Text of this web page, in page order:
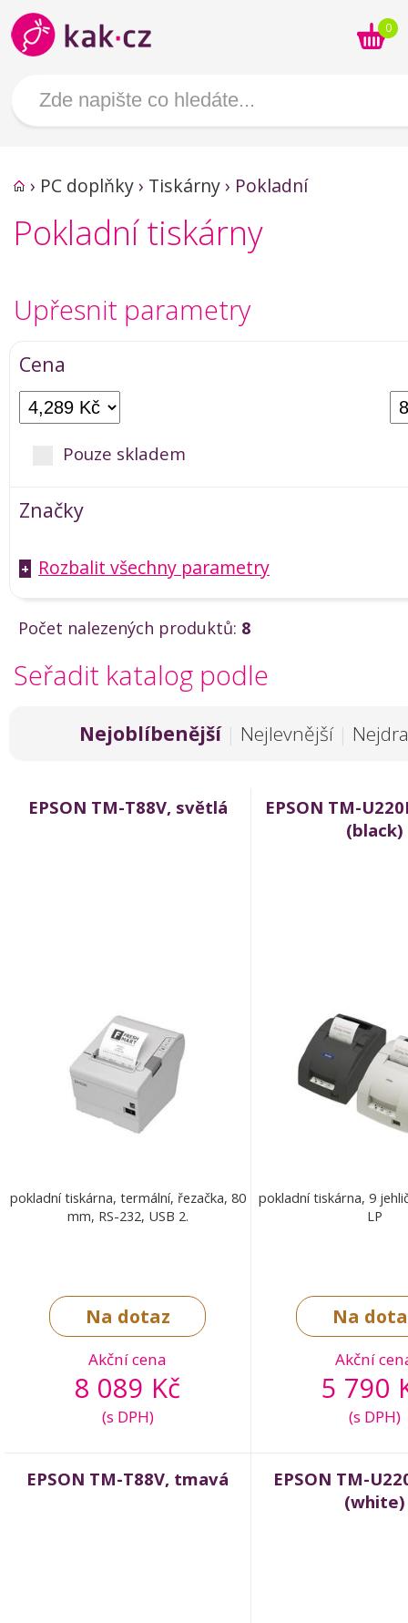
0
› PC doplňky› Tiskárny› Pokladní
Pokladní tiskárny
Upřesnit parametry
Cena
Pouze skladem
Značky
+ Rozbalit všechny parametry
Počet nalezených produktů: 8
Seřadit katalog podle
Nejoblíbenější | Nejlevnější |
EPSON TM-T88V, světlá
pokladní tiskárna, termální, řezačka, 80
mm, RS-232, USB 2.
Na dotaz
Akční cena
8 089 Kč
(s DPH)
EPSON TM-
(black)
pokladní tiskárna, 9
LP
Na
Akční
5 790
(s DPH)
EPSON TM-T88V, tmavá
EPSON TM-
(white)